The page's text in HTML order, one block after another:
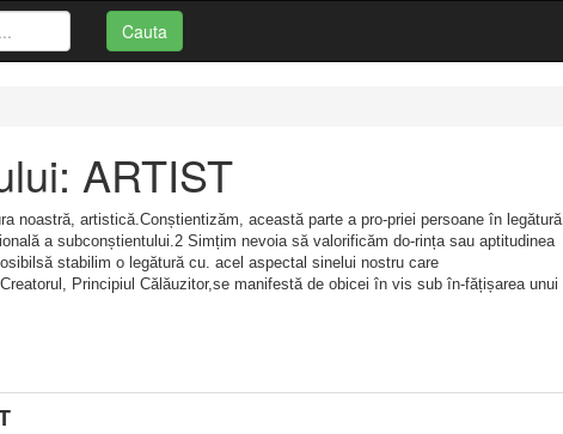
Cauta
ARTIST
noastră, artistică.Conștientizăm, această parte a pro-priei persoane în legătură
a subconștientului.2 Simțim nevoia să valorificăm do-rința sau aptitudinea
stabilim o legătură cu. acel aspectal sinelui nostru care
Principiul Călăuzitor,se manifestă de obicei în vis sub în-fățișarea unui